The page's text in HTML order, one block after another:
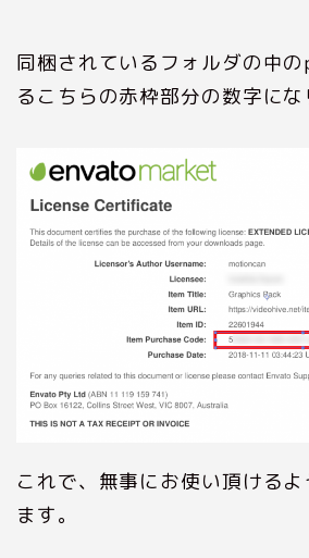
同梱されているフォルダの中
るこちらの赤枠部分の数字にな
これで、無事にお使い頂ける
ます。